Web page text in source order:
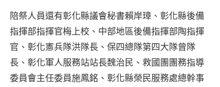
陪祭人員還有彰化縣議會秘書賴岸璋、彰化縣後備
指揮部指揮官梅上校、中部地區後備指揮部陶指揮
官、彰化憲兵隊洪隊長、保四總隊第四大隊曾隊
長、彰化軍人服務站站長魏治民、救國團團務指導
委員會主任委員施鳳銘、彰化縣榮民服務處總幹事